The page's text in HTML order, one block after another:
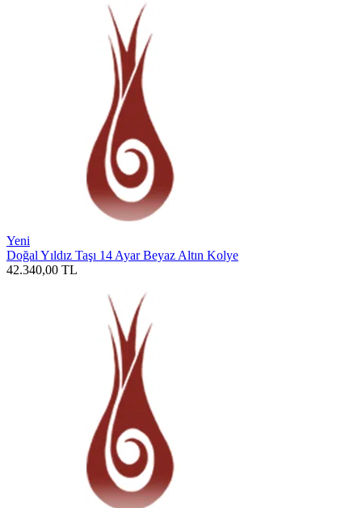
Yeni
Doğal Yıldız Taşı 14 Ayar Beyaz Altın Kolye
42.340,00 TL